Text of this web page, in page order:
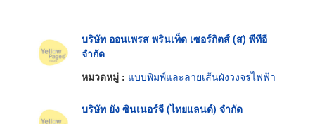
บริษัท ออนเพรส พรินเท็ด เซอร์กิตส์ (ส) พีทีอี
จำกัด
หมวดหมู่ : แบบพิมพ์และลายเส้นผังวงจรไฟฟ้า
บริษัท ยัง ซินเนอร์จี (ไทยแลนด์) จำกัด